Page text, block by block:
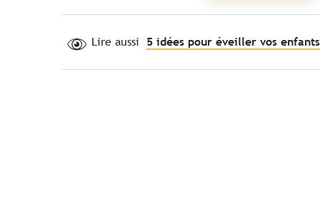
Lire aussi 5 idées pour éveiller vos